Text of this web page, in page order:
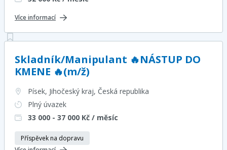
Více informací
Skladník/Manipulant 🔥NÁSTUP DO
KMENE 🔥(m/ž)
Písek, Jihočeský kraj, Česká republika
Plný úvazek
33 000 - 37 000 Kč / měsíc
Příspěvek na dopravu